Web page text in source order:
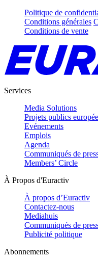
Politique de
Conditions générales
Conditions de vente
Services
Media Solutions
Projets publics
Evénements
Emplois
Agenda
Communiqués de
Members’ Circle
À Propos d'Euractiv
À propos d’Euractiv
Contactez-nous
Mediahuis
Communiqués de
Publicité politique
Abonnements